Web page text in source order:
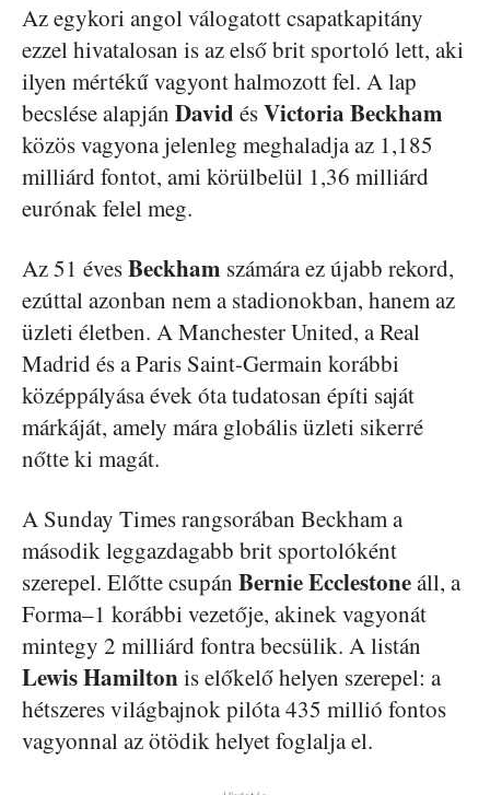
Az egykori angol válogatott csapatkapitány
ezzel hivatalosan is az első brit sportoló lett, aki
ilyen mértékű vagyont halmozott fel. A lap
becslése alapján David ésVictoria Beckham
közös vagyona jelenleg meghaladja az 1,185
milliárd fontot, ami körülbelül 1,36 milliárd
eurónak felel meg.
Az 51 évesBeckham számára ez újabb rekord,
ezúttal azonban nem a stadionokban, hanem az
üzleti életben. A Manchester United, a Real
Madrid és a Paris Saint-Germain korábbi
középpályása évek óta tudatosan építi saját
márkáját, amely mára globális üzleti sikerré
nőtte ki magát.
A Sunday Times rangsorában Beckham a
második leggazdagabb brit sportolóként
szerepel. Előtte csupán Bernie Ecclestoneáll, a
Forma–1 korábbi vezetője, akinek vagyonát
mintegy 2 milliárd fontra becsülik. A listán
Lewis Hamiltonis előkelő helyen szerepel: a
hétszeres világbajnok pilóta 435 millió fontos
vagyonnal az ötödik helyet foglalja el.